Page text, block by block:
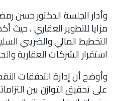
وأدار الجلسة الدكتور حسن
مزايا للتطوير العقاري ، حيث
التخطيط المالي والضريبي
استقرار الشركات العقارية
وأوضح أن إدارة التدفقات
على تحقيق التوازن بين